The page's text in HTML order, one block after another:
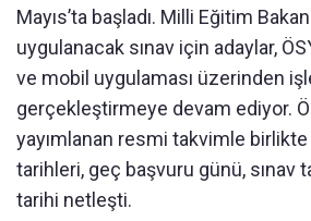
Mayıs’ta başladı. Milli Eğitim
uygulanacak sınav için adaylar,
ve mobil uygulaması üzerinden
gerçekleştirmeye devam ediyor.
yayımlanan resmi takvimle birlikte
tarihleri, geç başvuru günü, sınav
tarihi netleşti.